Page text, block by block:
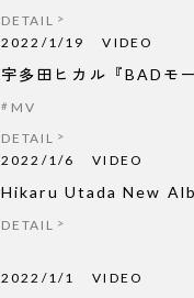
DETAIL
2022/1/19
VIDEO
宇多田ヒカル『BADモ
MV
DETAIL
2022/1/6
VIDEO
Hikaru Utada New
DETAIL
2022/1/1 VIDEO